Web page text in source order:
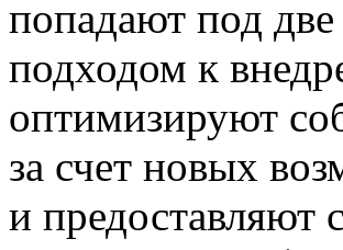
попадают под
подходом к
оптимизируют
за счет новых
и предоставляют